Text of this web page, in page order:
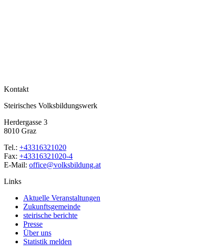
Kontakt
Steirisches Volksbildungswerk
Herdergasse 3
8010 Graz
Tel.: +43316321020
Fax: +43316321020-4
E-Mail: office@volksbildung.at
Links
Aktuelle Veranstaltungen
Zukunftsgemeinde
steirische berichte
Presse
Über uns
Statistik melden